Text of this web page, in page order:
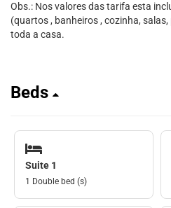
Obs.: Nos valores das tarifa esta
(quartos , banheiros , cozinha,
toda a casa.
Beds
Suite 1
1 Double bed (s)